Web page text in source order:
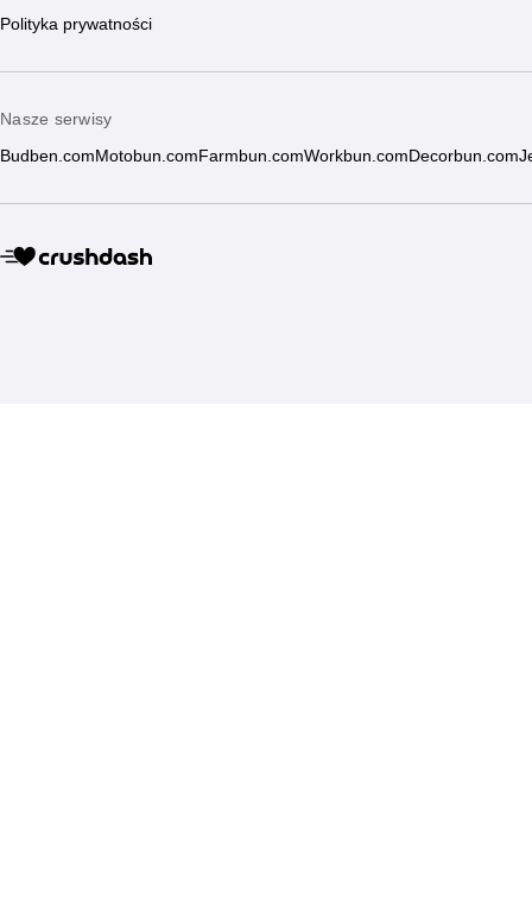
Polityka prywatności
Nasze serwisy
Budben.com Motobun.com Farmbun.comWorkbun.com Decorbun.com